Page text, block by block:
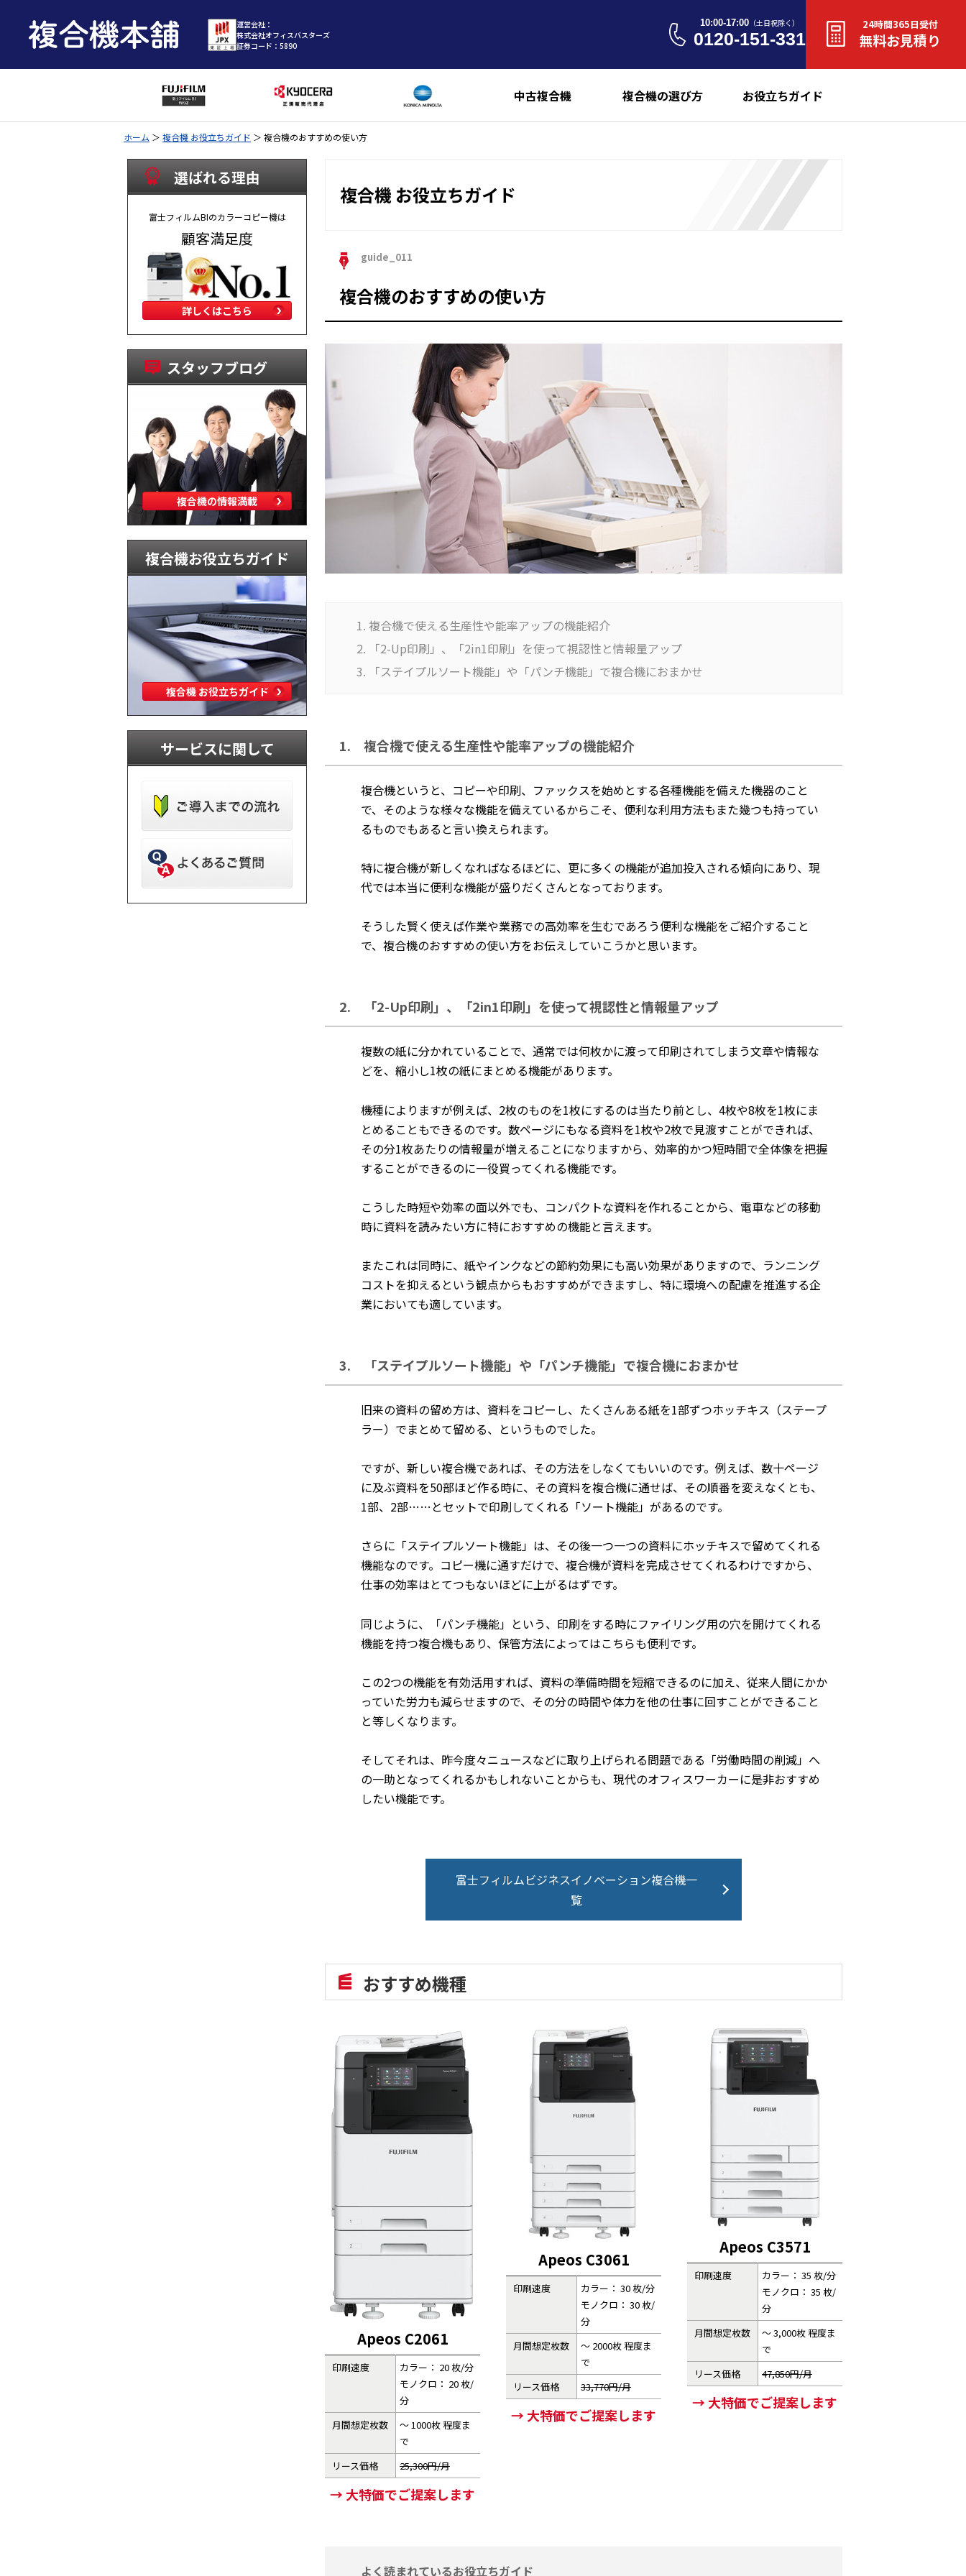
運営会社：
株式会社オフィスバスターズ
証券コード：5890
10:00-17:00 （土日祝除く）
0120-151-331
24時間365日受付
無料お見積り
中古複合機 複合機の選び方 お役立ちガイド
ホーム ＞ 複合機 お役立ちガイド ＞ 複合機のおすすめの使い方
複合機 お役立ちガイド
guide_011
複合機のおすすめの使い方
複合機で使える生産性や能率アップの機能紹介
「2-Up印刷」、「2in1印刷」を使って視認性と情報量アップ
「ステイプルソート機能」や「パンチ機能」で複合機におまかせ
1. 複合機で使える生産性や能率アップの機能紹介
複合機というと、コピーや印刷、ファックスを始めとする各種機能を備えた機器のこと
で、そのような様々な機能を備えているからこそ、便利な利用方法もまた幾つも持ってい
るものでもあると言い換えられます。
特に複合機が新しくなればなるほどに、更に多くの機能が追加投入される傾向にあり、現
代では本当に便利な機能が盛りだくさんとなっております。
そうした賢く使えば作業や業務での高効率を生むであろう便利な機能をご紹介すること
で、複合機のおすすめの使い方をお伝えしていこうかと思います。
2. 「2-Up印刷」、「2in1印刷」を使って視認性と情報量アップ
複数の紙に分かれていることで、通常では何枚かに渡って印刷されてしまう文章や情報な
どを、縮小し1枚の紙にまとめる機能があります。
機種によりますが例えば、2枚のものを1枚にするのは当たり前とし、4枚や8枚を1枚にま
とめることもできるのです。数ページにもなる資料を1枚や2枚で見渡すことができれば、
その分1枚あたりの情報量が増えることになりますから、効率的かつ短時間で全体像を把握
することができるのに一役買ってくれる機能です。
こうした時短や効率の面以外でも、コンパクトな資料を作れることから、電車などの移動
時に資料を読みたい方に特におすすめの機能と言えます。
またこれは同時に、紙やインクなどの節約効果にも高い効果がありますので、ランニング
コストを抑えるという観点からもおすすめができますし、特に環境への配慮を推進する企
業においても適しています。
3. 「ステイプルソート機能」や「パンチ機能」で複合機におまかせ
旧来の資料の留め方は、資料をコピーし、たくさんある紙を1部ずつホッチキス（ステープ
ラー）でまとめて留める、というものでした。
ですが、新しい複合機であれば、その方法をしなくてもいいのです。例えば、数十ページ
に及ぶ資料を50部ほど作る時に、その資料を複合機に通せば、その順番を変えなくとも、
1部、2部……とセットで印刷してくれる「ソート機能」があるのです。
さらに「ステイプルソート機能」は、その後一つ一つの資料にホッチキスで留めてくれる
機能なのです。コピー機に通すだけで、複合機が資料を完成させてくれるわけですから、
仕事の効率はとてつもないほどに上がるはずです。
同じように、「パンチ機能」という、印刷をする時にファイリング用の穴を開けてくれる
機能を持つ複合機もあり、保管方法によってはこちらも便利です。
この2つの機能を有効活用すれば、資料の準備時間を短縮できるのに加え、従来人間にかか
っていた労力も減らせますので、その分の時間や体力を他の仕事に回すことができること
と等しくなります。
そしてそれは、昨今度々ニュースなどに取り上げられる問題である「労働時間の削減」へ
の一助となってくれるかもしれないことからも、現代のオフィスワーカーに是非おすすめ
したい機能です。
富士フィルムビジネスイノベーション複合機一
覧
おすすめ機種
Apeos C2061
印刷速度
カラー： 20 枚/分
モノクロ： 20 枚/
分
月間想定枚数
～ 1000枚 程度ま
で
リース価格
25,300円/月
→ 大特価でご提案します
Apeos C3061
印刷速度
カラー： 30 枚/分
モノクロ： 30 枚/
分
月間想定枚数
～ 2000枚 程度ま
で
リース価格
33,770円/月
→ 大特価でご提案します
Apeos C3571
印刷速度
カラー： 35 枚/分
モノクロ： 35 枚/
分
月間想定枚数
～ 3,000枚 程度ま
で
リース価格
47,850円/月
→ 大特価でご提案します
よく読まれているお役立ちガイド
選ばれる理由
富士フィルムBIのカラーコピー機は
顧客満足度
詳しくはこちら
スタッフブログ
複合機の情報満載
複合機お役立ちガイド
複合機 お役立ちガイド
サービスに関して